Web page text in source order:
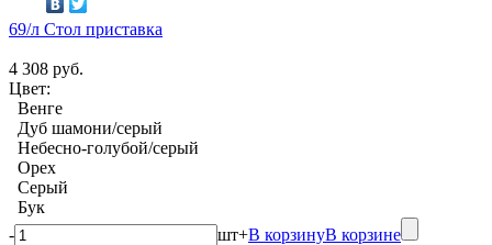
69/л Стол приставка
4 308 руб.
Цвет:
Венге
Дуб шамони/серый
Небесно-голубой/серый
Орех
Серый
Бук
-
шт+В корзинуВ корзине